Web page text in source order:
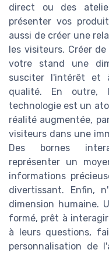
direct ou des
présenter vos
aussi de créer une
les visiteurs. Créer
votre stand une
susciter l'intérêt et
qualité. En outre,
technologie est un
réalité augmentée,
visiteurs dans une
Des bornes
représenter un
informations
divertissant. Enfin,
dimension humaine.
formé, prêt à
à leurs questions,
personnalisation de